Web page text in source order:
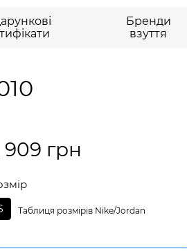
Бренди
взуття
909 грн
Таблиця розмірів Nike/Jordan